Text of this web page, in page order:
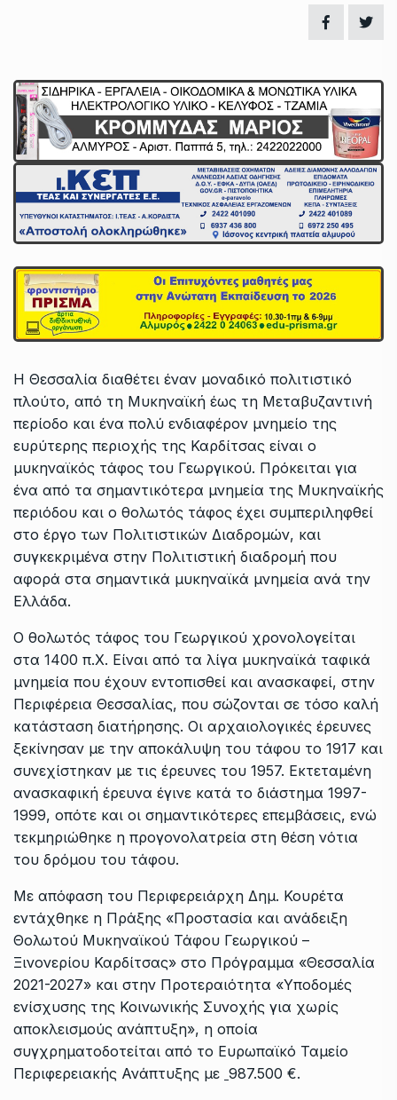
Η Θεσσαλία διαθέτει έναν μοναδικό πολιτιστικό
πλούτο, από τη Μυκηναϊκή έως τη Μεταβυζαντινή
περίοδο και ένα πολύ ενδιαφέρον μνημείο της
ευρύτερης περιοχής της Καρδίτσας είναι ο
μυκηναϊκός τάφος του Γεωργικού. Πρόκειται για
ένα από τα σημαντικότερα μνημεία της Μυκηναϊκής
περιόδου και ο θολωτός τάφος έχει συμπεριληφθεί
στο έργο των Πολιτιστικών Διαδρομών, και
συγκεκριμένα στην Πολιτιστική διαδρομή που
αφορά στα σημαντικά μυκηναϊκά μνημεία ανά την
Ελλάδα.
Ο θολωτός τάφος του Γεωργικού χρονολογείται
στα 1400 π.Χ. Είναι από τα λίγα μυκηναϊκά ταφικά
μνημεία που έχουν εντοπισθεί και ανασκαφεί, στην
Περιφέρεια Θεσσαλίας, που σώζονται σε τόσο καλή
κατάσταση διατήρησης. Οι αρχαιολογικές έρευνες
ξεκίνησαν με την αποκάλυψη του τάφου το 1917 και
συνεχίστηκαν με τις έρευνες του 1957. Εκτεταμένη
ανασκαφική έρευνα έγινε κατά το διάστημα 1997-
1999, οπότε και οι σημαντικότερες επεμβάσεις, ενώ
τεκμηριώθηκε η προγονολατρεία στη θέση νότια
του δρόμου του τάφου.
Με απόφαση του Περιφερειάρχη Δημ. Κουρέτα
εντάχθηκε η Πράξης «Προστασία και ανάδειξη
Θολωτού Μυκηναϊκού Τάφου Γεωργικού –
Ξινονερίου Καρδίτσας» στο Πρόγραμμα «Θεσσαλία
2021-2027» και στην Προτεραιότητα «Υποδομές
ενίσχυσης της Κοινωνικής Συνοχής για χωρίς
αποκλεισμούς ανάπτυξη», η οποία
συγχρηματοδοτείται από το Ευρωπαϊκό Ταμείο
Περιφερειακής Ανάπτυξης με 987.500 €.